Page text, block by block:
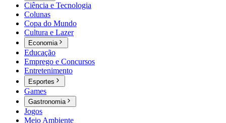
Ciência e Tecnologia
Colunas
Copa do Mundo
Cultura e Lazer
Economia
Educação
Emprego e Concursos
Entretenimento
Esportes
Games
Gastronomia
Jogos
Meio Ambiente